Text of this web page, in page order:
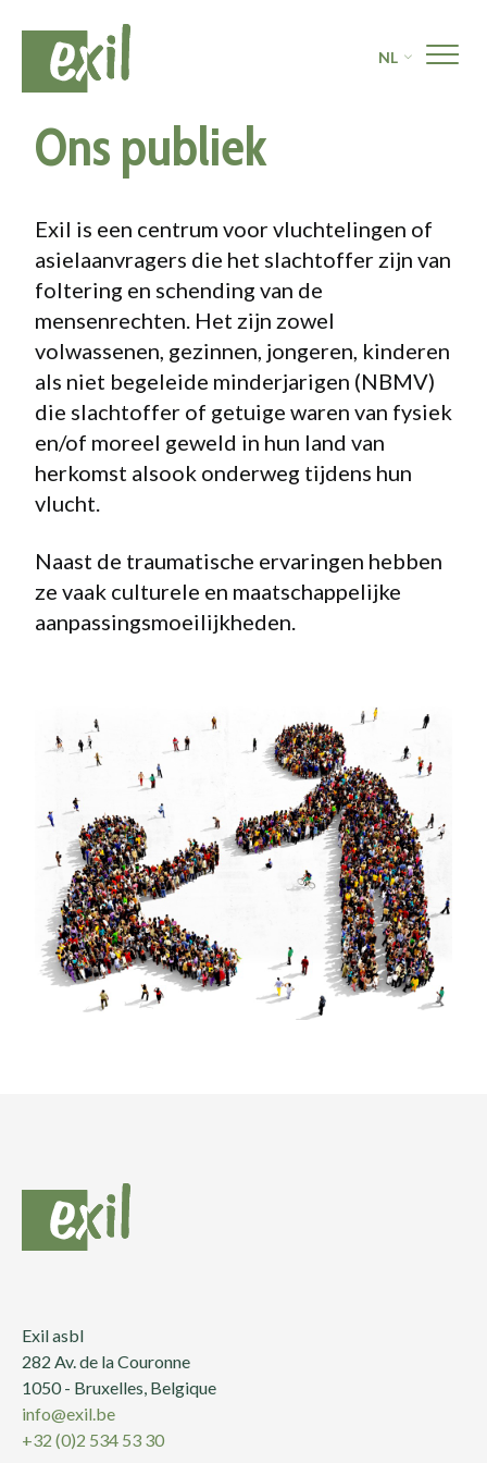
NL
Ons publiek
Exil is een centrum voor vluchtelingen of
asielaanvragers die het slachtoffer zijn van
foltering en schending van de
mensenrechten. Het zijn zowel
volwassenen, gezinnen, jongeren, kinderen
als niet begeleide minderjarigen (NBMV)
die slachtoffer of getuige waren van fysiek
en/of moreel geweld in hun land van
herkomst alsook onderweg tijdens hun
vlucht.
Naast de traumatische ervaringen hebben
ze vaak culturele en maatschappelijke
aanpassingsmoeilijkheden.
Exil asbl
282 Av. de la Couronne
1050 - Bruxelles, Belgique
info@exil.be
+32 (0)2 534 53 30